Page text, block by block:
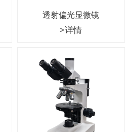
透射偏光显微镜
>详情